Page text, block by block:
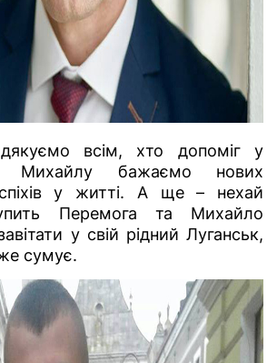
всім, хто допоміг у
Михайлу бажаємо нових
у житті. А ще – нехай
Перемога та Михайло
у свій рідний Луганськ,
сумує.